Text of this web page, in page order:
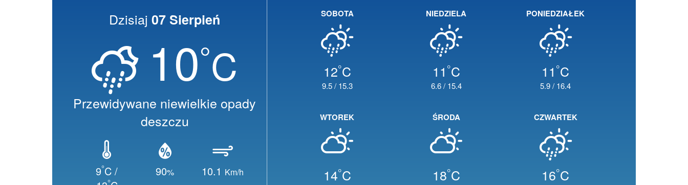
Dzisiaj 07 Sierpień
10°C
Przewidywane niewielkie opady
deszczu
9°C /
°
90% 10.1 Km/h
SOBOTA
12°C
9.5/ 15.3
NIEDZIELA
11 °C
6.6/ 15.4
PONIEDZIAŁEK
11 °C
5.9/ 16.4
WTOREK
14°C
ŚRODA
18°C
CZWARTEK
16°C